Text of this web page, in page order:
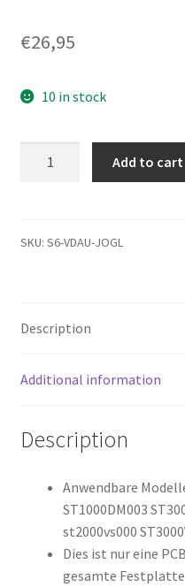
€26,95
10 in stock
100664987
Festplatten
Datenwiederherstellung
Grün
quantity
Add to cart
SKU: S6-VDAU-JOGL
Description
Additional information
Description
Anwendbare
ST1000DM003
st2000vs000
Dies ist nur eine
gesamte Festplatte